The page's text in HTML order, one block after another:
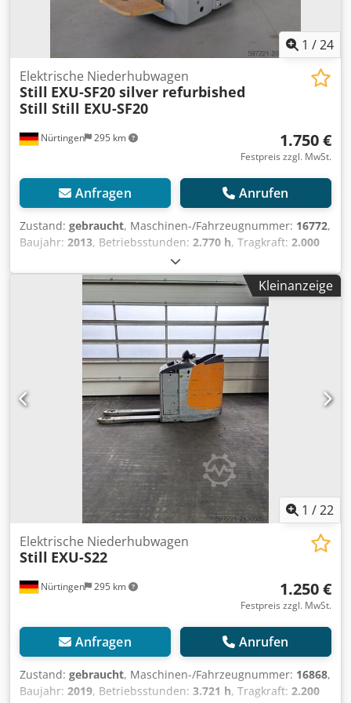
1 /24
Nürtingen 295 km
Elektrische Niederhubwagen
Still EXU-SF20 silver refurbished
Still Still EXU-SF20
1.750 €
Festpreis zzgl. MwSt.
Anfragen Anrufen
Zustand: gebraucht, Maschinen-/Fahrzeugnummer: 16772,
Baujahr: 2013, Betriebsstunden: 2.770 h, Tragkraft: 2.000
, Lastschwerpunkt:
Kraftstofftyp:elektrisch, Masttyp:Simplex, Bauhöhe:1.500
, Batteriespannung:24 V, Gabellänge:1.150 mm
Gesamtgewicht:864 kg, 5036830 Seriennummer:
F201279D00217 Cjdpfx Aaex Rphrj Dorf Batterie-Details: 24
V, 3PzS, 375, Baujahr: 2021
Kleinanzeige
1 /22
Nürtingen 295 km
Elektrische Niederhubwagen
Still EXU-S22
1.250 €
Festpreis zzgl. MwSt.
Anfragen Anrufen
Zustand: gebraucht, Maschinen-/Fahrzeugnummer: 16868,
Baujahr: 2019, Betriebsstunden: 3.721 h, Tragkraft: 2.200